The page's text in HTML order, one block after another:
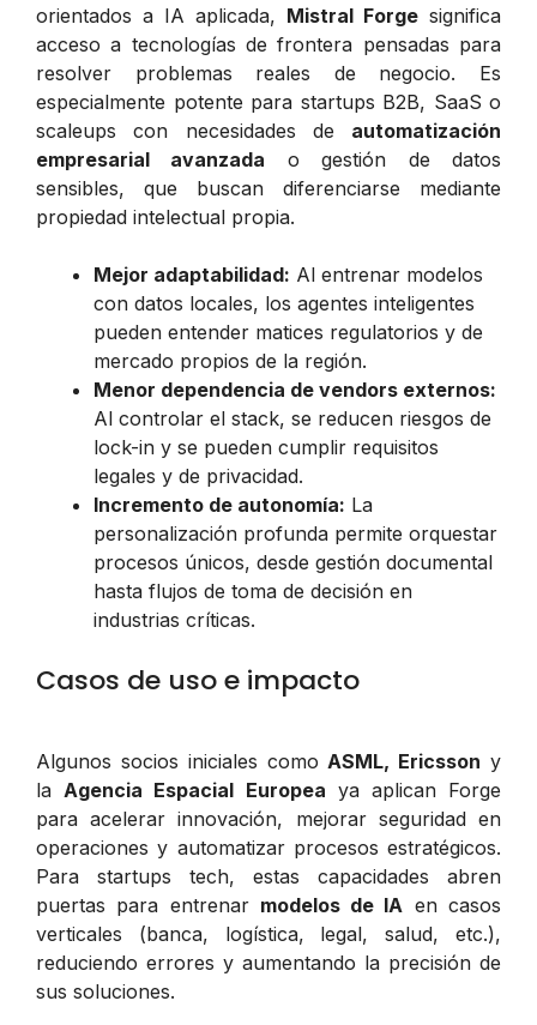
orientados a IA aplicada, Mistral Forge significa
acceso a tecnologías de frontera pensadas para
resolver problemas reales de negocio. Es
especialmente potente para startups B2B, SaaS o
scaleups con necesidades de automatización
empresarial avanzada o gestión de datos
sensibles, que buscan diferenciarse mediante
propiedad intelectual propia.
Mejor adaptabilidad: Al entrenar modelos
con datos locales, los agentes inteligentes
pueden entender matices regulatorios y de
mercado propios de la región.
Menor dependencia de vendors externos:
Al controlar el stack, se reducen riesgos de
lock-in y se pueden cumplir requisitos
legales y de privacidad.
Incremento de autonomía: La
personalización profunda permite orquestar
procesos únicos, desde gestión documental
hasta flujos de toma de decisión en
industrias críticas.
Casos de uso e impacto
Algunos socios iniciales como ASML, Ericsson y
la Agencia Espacial Europea ya aplican Forge
para acelerar innovación, mejorar seguridad en
operaciones y automatizar procesos estratégicos.
Para startups tech, estas capacidades abren
puertas para entrenar modelos de IA en casos
verticales (banca, logística, legal, salud, etc.),
reduciendo errores y aumentando la precisión de
sus soluciones.